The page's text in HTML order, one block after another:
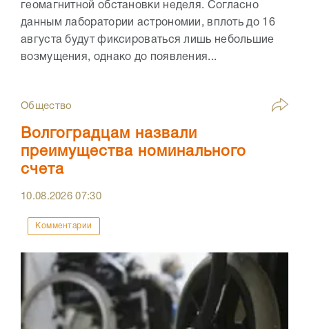
геомагнитной обстановки неделя. Согласно
данным лаборатории астрономии, вплоть до 16
августа будут фиксироваться лишь небольшие
возмущения, однако до появления...
Общество
Волгоградцам назвали
преимущества номинального
счета
10.08.202607:30
Комментарии